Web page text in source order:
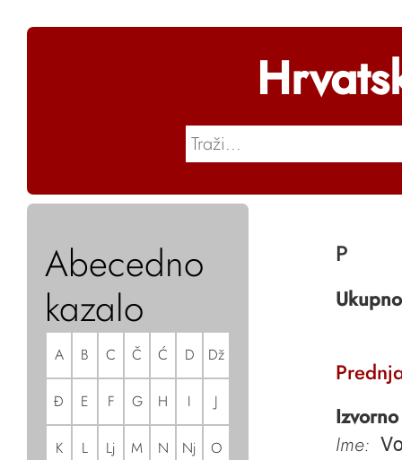
Abecedno
kazalo
A B C Č Ć D Dž
Đ E F G H I J
K L Lj M N Nj O
P
Ime: